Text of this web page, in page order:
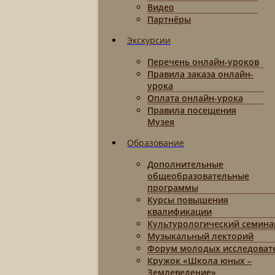
Видео
Партнёры
Экскурсии
Перечень онлайн-уроков
Правила заказа онлайн-
урока
Оплата онлайн-урока
Правила посещения
Музея
Образование
Дополнительные
общеобразовательные
программы
Курсы повышения
квалификации
Культурологический
Музыкальный лекторий
Форум молодых
Кружок «Школа юных –
Землеведение»